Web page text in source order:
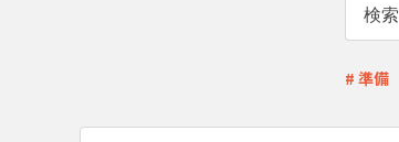
# 準備